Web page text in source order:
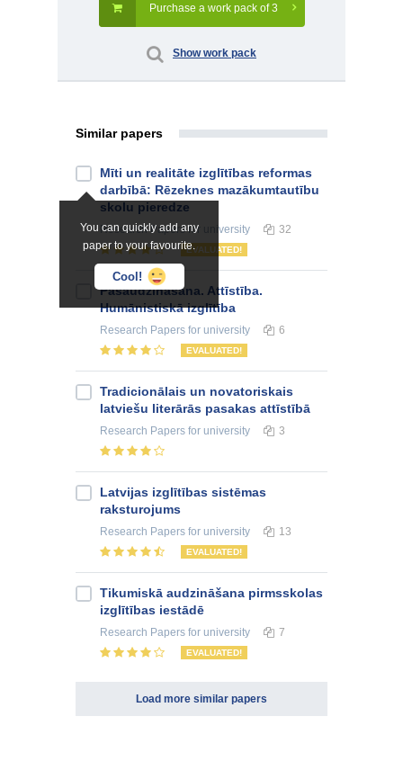
Purchase a work pack of 3
Show work pack
Similar papers
You can quickly add any
paper to your favourite.
Cool!
Mīti un realitāte izglītības reformas
darbībā: Rēzeknes mazākumtautību
skolu pieredze
Research Papersfor university 32
EVALUATED!
Pašaudzināšana. Attīstība.
Humānistiskā izglītība
Research Papers for university 6
EVALUATED!
Tradicionālais un novatoriskais
latviešu literārās pasakas attīstībā
Research Papers for university 3
Latvijas izglītības sistēmas
raksturojums
Research Papers for university 13
EVALUATED!
Tikumiskā audzināšana pirmsskolas
izglītības iestādē
Research Papers for university 7
EVALUATED!
Load more similar papers